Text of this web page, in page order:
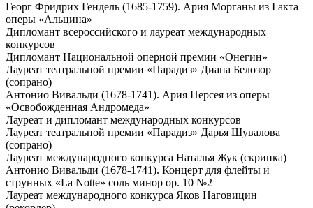
Георг Фридрих Гендель (1685-1759). Ария Морганы из I акта
оперы «Альцина»
Дипломант всероссийского и лауреат международных
конкурсов
Дипломант Национальной оперной премии «Онегин»
Лауреат театральной премии «Парадиз» Диана Белозор
(сопрано)
Антонио Вивальди (1678-1741). Ария Персея из оперы
«Освобожденная Андромеда»
Лауреат и дипломант международных конкурсов
Лауреат театральной премии «Парадиз» Дарья Шувалова
(сопрано)
Лауреат международного конкурса Наталья Жук (скрипка)
Антонио Вивальди (1678-1741). Концерт для флейты и
струнных «La Notte» соль минор op. 10 №2
Лауреат международного конкурса Яков Наговицин